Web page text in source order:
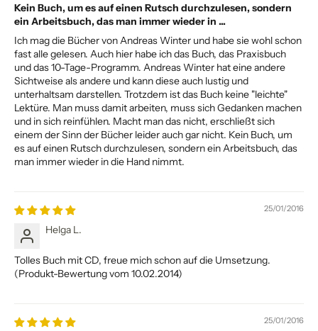
Kein Buch, um es auf einen Rutsch durchzulesen, sondern
ein Arbeitsbuch, das man immer wieder in ...
Ich mag die Bücher von Andreas Winter und habe sie wohl schon
fast alle gelesen. Auch hier habe ich das Buch, das Praxisbuch
und das 10-Tage-Programm. Andreas Winter hat eine andere
Sichtweise als andere und kann diese auch lustig und
unterhaltsam darstellen. Trotzdem ist das Buch keine "leichte"
Lektüre. Man muss damit arbeiten, muss sich Gedanken machen
und in sich reinfühlen. Macht man das nicht, erschließt sich
einem der Sinn der Bücher leider auch gar nicht. Kein Buch, um
es auf einen Rutsch durchzulesen, sondern ein Arbeitsbuch, das
man immer wieder in die Hand nimmt.
25/01/2016
Helga L.
Tolles Buch mit CD, freue mich schon auf die Umsetzung.
(Produkt-Bewertung vom 10.02.2014)
25/01/2016